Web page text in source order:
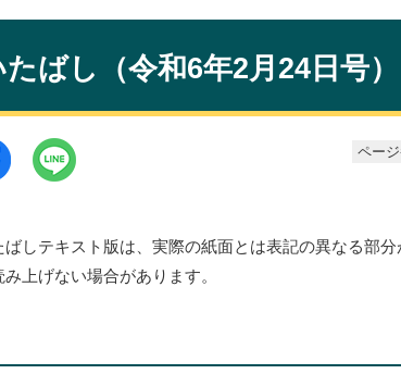
ばし（令和6年2月24日号）
ペー
ばしテキスト版は、実際の紙面とは表記の異なる部
上げない場合があります。